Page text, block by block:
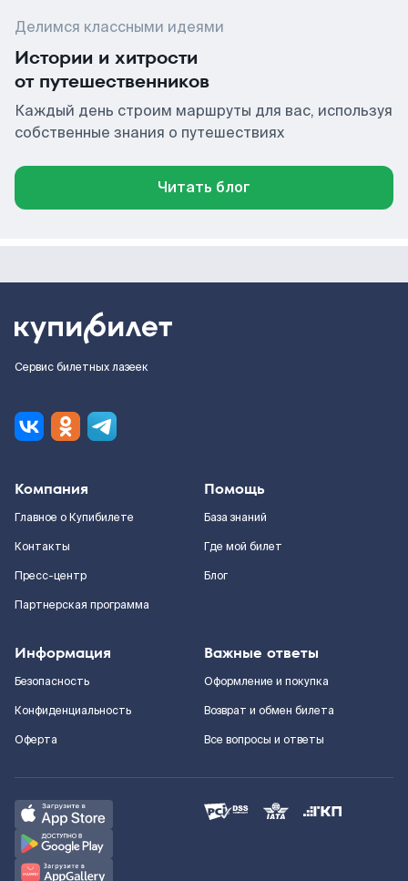
Делимся классными идеями
Истории и хитрости
от путешественников
Каждый день строим маршруты для вас, используя
собственные знания о путешествиях
Читать блог
Сервис билетных лазеек
Компания
Главное о Купибилете
Контакты
Пресс-центр
Партнерская программа
Помощь
База знаний
Где мой билет
Блог
Информация
Безопасность
Конфиденциальность
Оферта
Важные ответы
Оформление и покупка
Возврат и обмен билета
Все вопросы и ответы